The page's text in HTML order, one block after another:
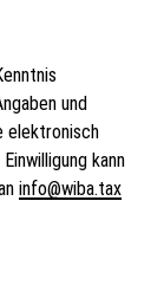
und
elektronisch
kann
info@wiba.tax